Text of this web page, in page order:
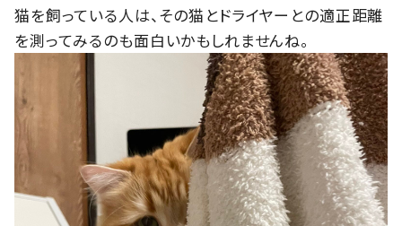
猫を飼っている人は、その猫とドライヤーとの適正距離
を測ってみるのも面白いかもしれませんね。